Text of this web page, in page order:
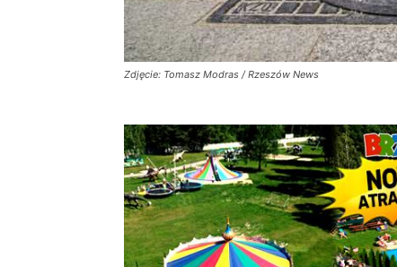
Zdjęcie: Tomasz Modras / Rzeszów News